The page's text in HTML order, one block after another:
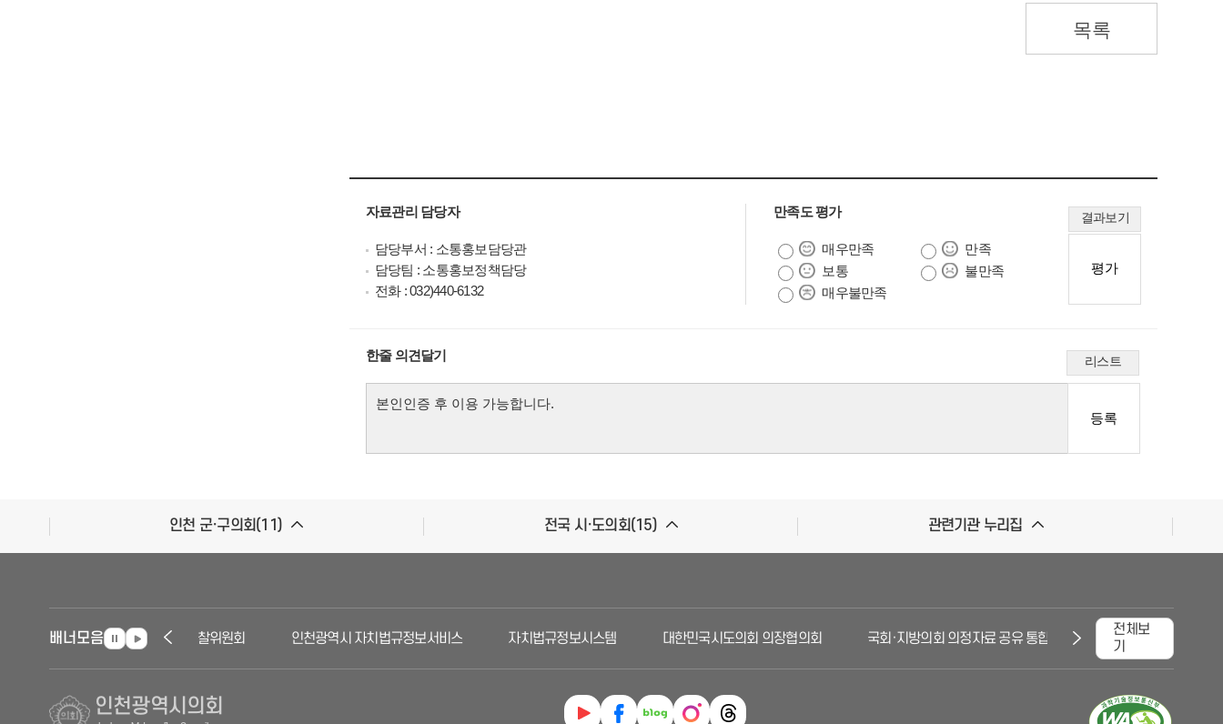
목록
자료관리 담당자
담당부서 : 소통홍보담당관
담당팀 : 소통홍보정책담당
전화 : 032)440-6132
만족도 평가 결과보기
매우만족
만족
보통
불만족
매우불만족
한줄 의견달기 리스트
인천 군·구의회(11) 전국 시·도의회(15) 관련기관 누리집
배너모음 인천자치경찰위원회 인천광역시 자치법규정보서비스 자치법규정보시스템 대한민국시도의회 의장협의회 국회·지방의회 의정자료 공유 통합시스템 대한민국국회
전체보
기
인천광역시의회